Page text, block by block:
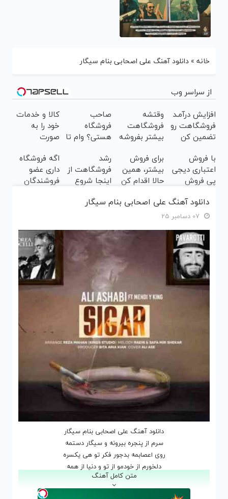
خانه » دانلود آهنگ علی اصحابی بنام سیگار
از سراسر وب
افزایش درآمـد
فروشگاهت رو
تضمین کن
وقتشه
فروشگاهت
بیشتر بفروشه
ثبت نام کن )
صاحب
فروشگاه
هستی؟ وام تا
تومان بگیر
کالا و خدمات
خود را به
صورت
بفروشید
با فروش
اعتباری دیجی
پی فروش
بالاببر
برای فروش
بیشتر، همین
حالا اقدام کن
)
رشد
فروشگاهت از
اینجا شروع
درآمد بیشتر،
اگه فروشگاه
داری عضو
فروشندگان
دانلود آهنگ علی اصحابی بنام سیگار
دانلود آهنگ علی اصحابی بنام سیگار
سرم از پنجره بیرونه و سیگار دستمه
روی اعصابمه بدجور فکر تو هی یکسره
دلخورم از خودمو از تو و دنیا از همه
حال این روزای من همینه
هر کی شاکیه بره بگذره
متن کامل آهنگ